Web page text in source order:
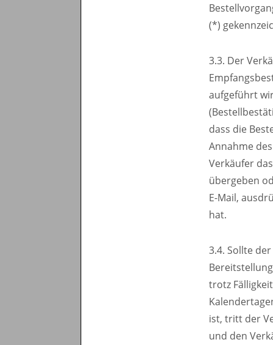
(*)
3.3. Der
aufgeführt
dass die
Annahme
Verkäufer
übergeben
E-Mail,
hat.
3.4. Sollte
trotz
ist, tritt der
und den